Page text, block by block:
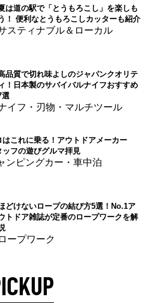
は道の駅で「とうもろこし」を楽しも
！ 便利なとうもろこしカッターも紹介
スティナブル＆ローカル
品質で切れ味よしのジャパンクオリテ
！日本製のサバイバルナイフおすすめ
選
イフ・刃物・マルチツール
はこれに乗る！アウトドアメーカー
ッフの遊びグルマ拝見
ンピングカー・車中泊
どけないロープの結び方5選！No.1ア
トドア雑誌が定番のロープワークを解
ロープワーク